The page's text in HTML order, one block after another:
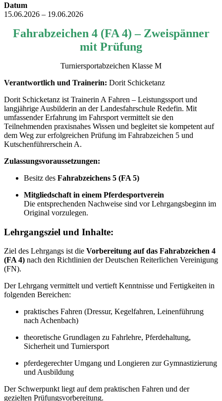
Datum
15.06.2026 – 19.06.2026
Fahrabzeichen 4 (FA 4) – Zweispänner
mit Prüfung
Turniersportabzeichen Klasse M
Verantwortlich und Trainerin: Dorit Schicketanz
Dorit Schicketanz ist Trainerin A Fahren – Leistungssport und
langjährige Ausbilderin an der Landesfahrschule Redefin. Mit
umfassender Erfahrung im Fahrsport vermittelt sie den
Teilnehmenden praxisnahes Wissen und begleitet sie kompetent auf
dem Weg zur erfolgreichen Prüfung im Fahrabzeichen 5 und
Kutschenführerschein A.
Zulassungsvoraussetzungen:
Besitz des Fahrabzeichens 5 (FA 5)
Mitgliedschaft in einem Pferdesportverein
Die entsprechenden Nachweise sind vor Lehrgangsbeginn im
Original vorzulegen.
Lehrgangsziel und Inhalte:
Ziel des Lehrgangs ist die Vorbereitung auf das Fahrabzeichen 4
(FA 4) nach den Richtlinien der Deutschen Reiterlichen Vereinigung
(FN).
Der Lehrgang vermittelt und vertieft Kenntnisse und Fertigkeiten in
folgenden Bereichen:
praktisches Fahren (Dressur, Kegelfahren, Leinenführung
nach Achenbach)
theoretische Grundlagen zu Fahrlehre, Pferdehaltung,
Sicherheit und Turniersport
pferdegerechter Umgang und Longieren zur Gymnastizierung
und Ausbildung
Der Schwerpunkt liegt auf dem praktischen Fahren und der
gezielten Prüfungsvorbereitung.